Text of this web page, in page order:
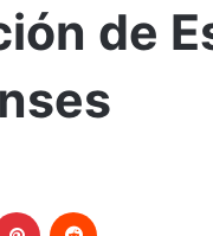
de
Pinterest